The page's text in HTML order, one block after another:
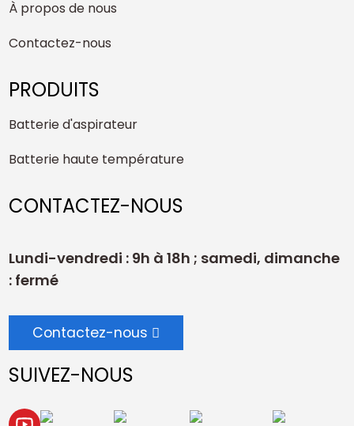
À propos de nous
Contactez-nous
PRODUITS
Batterie d'aspirateur
Batterie haute température
CONTACTEZ-NOUS
Lundi-vendredi : 9h à 18h ; samedi, dimanche
: fermé
Contactez-nous
SUIVEZ-NOUS